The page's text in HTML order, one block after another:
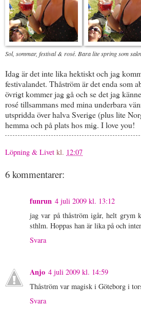
Sol, sommar, festival & rosé. Bara lite spring som
Idag är det inte lika hektiskt och jag
festivalandet. Thåström är det enda som
övrigt kommer jag gå och se det jag
rosé tillsammans med mina underbara
utspridda över halva Sverige (plus lite
hemma och på plats hos mig. I love you!
Löpning & Livet kl. 12:07
6 kommentarer:
funrun 4 juli 2009 kl. 13:12
jag var på thåström igår, helt grym
sthlm. Hoppas han är lika på och
Svara
Anjo 4 juli 2009 kl. 14:59
Thåström var magisk i Göteborg i
Svara